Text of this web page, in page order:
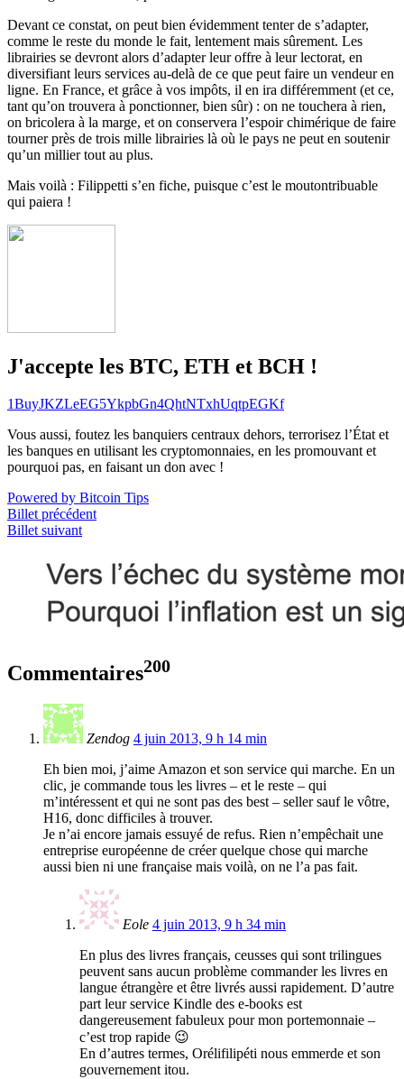
Devant ce constat, on peut bien évidemment tenter de s’adapter,
comme le reste du monde le fait, lentement mais sûrement. Les
librairies se devront alors d’adapter leur offre à leur lectorat, en
diversifiant leurs services au-delà de ce que peut faire un vendeur en
ligne. En France, et grâce à vos impôts, il en ira différemment (et ce,
tant qu’on trouvera à ponctionner, bien sûr) : on ne touchera à rien,
on bricolera à la marge, et on conservera l’espoir chimérique de faire
tourner près de trois mille librairies là où le pays ne peut en soutenir
qu’un millier tout au plus.
Mais voilà : Filippetti s’en fiche, puisque c’est le moutontribuable
qui paiera !
J'accepte les BTC, ETH et BCH !
1BuyJKZLeEG5YkpbGn4QhtNTxhUqtpEGKf
Vous aussi, foutez les banquiers centraux dehors, terrorisez l’État et
les banques en utilisant les cryptomonnaies, en les promouvant et
pourquoi pas, en faisant un don avec !
Powered by Bitcoin Tips
Billet précédent
Billet suivant
Commentaires200
Zendog 4 juin 2013, 9 h 14 min
Eh bien moi, j’aime Amazon et son service qui marche. En un
clic, je commande tous les livres – et le reste – qui
m’intéressent et qui ne sont pas des best – seller sauf le vôtre,
H16, donc difficiles à trouver.
Je n’ai encore jamais essuyé de refus. Rien n’empêchait une
entreprise européenne de créer quelque chose qui marche
aussi bien ni une française mais voilà, on ne l’a pas fait.
Eole 4 juin 2013, 9 h 34 min
En plus des livres français, ceusses qui sont trilingues
peuvent sans aucun problème commander les livres en
langue étrangère et être livrés aussi rapidement. D’autre
part leur service Kindle des e-books est
dangereusement fabuleux pour mon portemonnaie –
c’est trop rapide 😉
En d’autres termes, Orélifilipéti nous emmerde et son
gouvernement itou.